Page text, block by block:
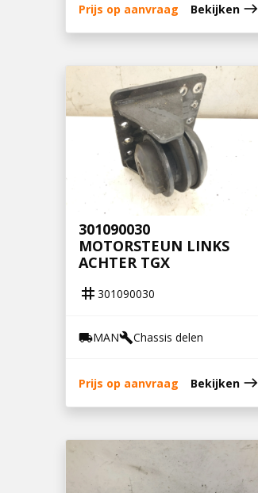
Prijs op aanvraag Bekijken east
301090030
MOTORSTEUN LINKS
ACHTER TGX
tag 301090030
local_shippingMANbuildChassis delen
Prijs op aanvraag Bekijken east